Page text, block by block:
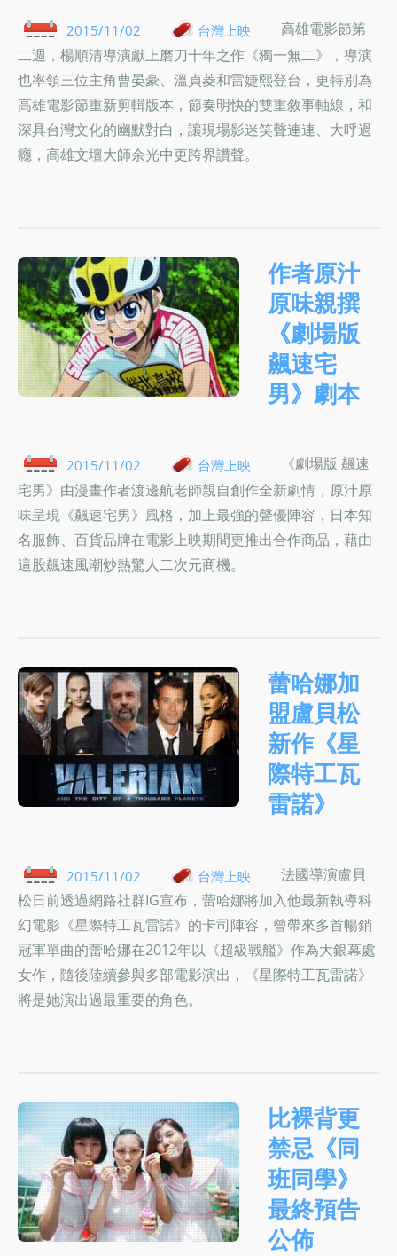
2015/11/02 台灣上映
高雄電影節第
二週，楊順清導演獻上磨刀十年之作《獨一無二》，導演
也率領三位主角曹晏豪、溫貞菱和雷婕熙登台，更特別為
高雄電影節重新剪輯版本，節奏明快的雙重敘事軸線，和
深具台灣文化的幽默對白，讓現場影迷笑聲連連、大呼過
癮，高雄文壇大師余光中更跨界讚聲。
作者原汁
原味親撰
《劇場版
飆速宅
男》劇本
2015/11/02 台灣上映
《劇場版 飆速
宅男》由漫畫作者渡邊航老師親自創作全新劇情，原汁原
味呈現《飆速宅男》風格，加上最強的聲優陣容，日本知
名服飾、百貨品牌在電影上映期間更推出合作商品，藉由
這股飆速風潮炒熱驚人二次元商機。
蕾哈娜加
盟盧貝松
新作《星
際特工瓦
雷諾》
2015/11/02 台灣上映
法國導演盧貝
松日前透過網路社群IG宣布，蕾哈娜將加入他最新執導科
幻電影《星際特工瓦雷諾》的卡司陣容，曾帶來多首暢銷
冠軍單曲的蕾哈娜在2012年以《超級戰艦》作為大銀幕處
女作，隨後陸續參與多部電影演出，《星際特工瓦雷諾》
將是她演出過最重要的角色。
比裸背更
禁忌《同
班同學》
最終預告
公佈